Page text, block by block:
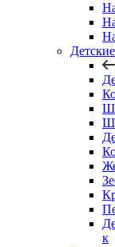
к